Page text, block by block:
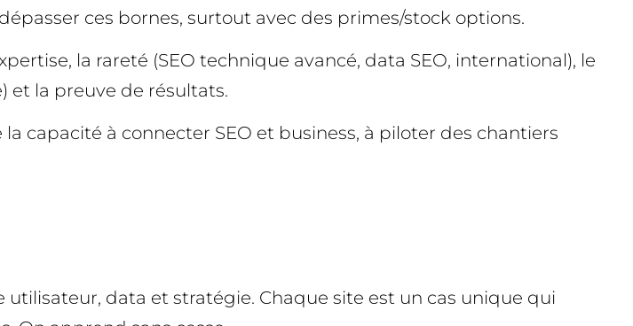
ces bornes, surtout avec des primes/stock options.
la rareté (SEO technique avancé, data SEO, international), le
et la preuve de résultats.
capacité à connecter SEO et business, à piloter des chantiers
data et stratégie. Chaque site est un cas unique qui